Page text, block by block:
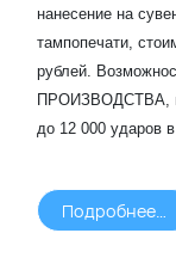
нанесение на
тампопечати,
рублей.
ПРОИЗВОДСТВА,
до 12 000 ударов в